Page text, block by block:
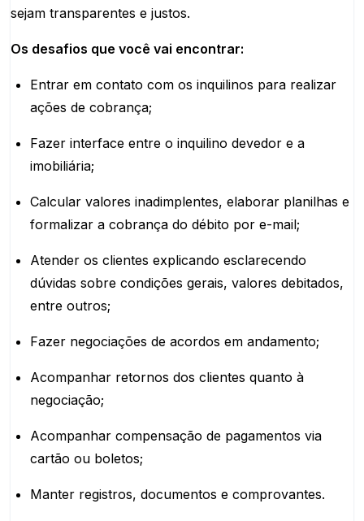
sejam transparentes e justos.
Os desafios que você vai encontrar:
Entrar em contato com os inquilinos para realizar
ações de cobrança;
Fazer interface entre o inquilino devedor e a
imobiliária;
Calcular valores inadimplentes, elaborar planilhas e
formalizar a cobrança do débito por e-mail;
Atender os clientes explicando esclarecendo
dúvidas sobre condições gerais, valores debitados,
entre outros;
Fazer negociações de acordos em andamento;
Acompanhar retornos dos clientes quanto à
negociação;
Acompanhar compensação de pagamentos via
cartão ou boletos;
Manter registros, documentos e comprovantes.